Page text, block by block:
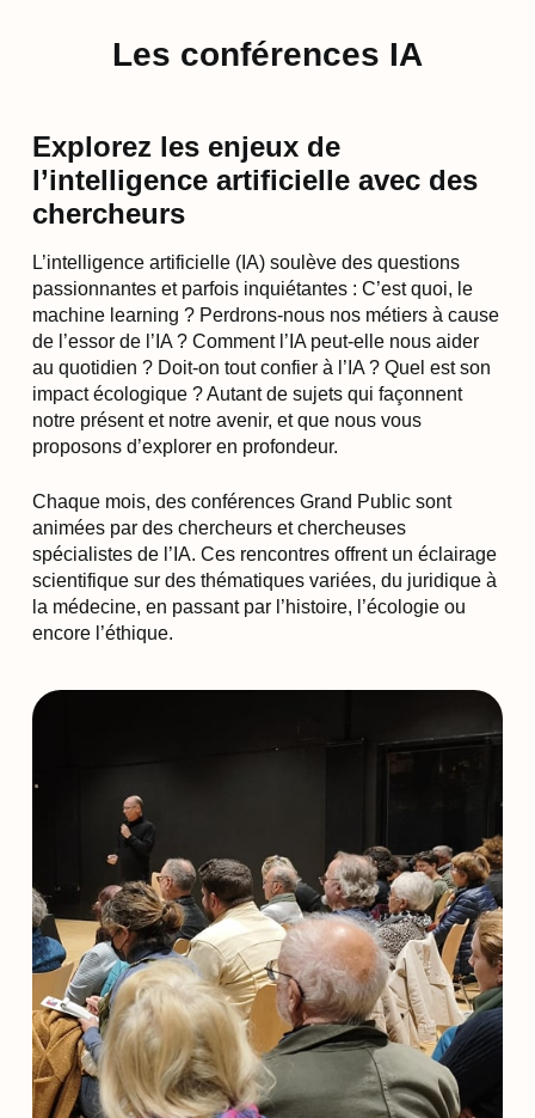
Les conférences IA
Explorez les enjeux de
l’intelligence artificielle avec des
chercheurs
L’intelligence artificielle (IA) soulève des questions
passionnantes et parfois inquiétantes : C’est quoi, le
machine learning ? Perdrons-nous nos métiers à cause
de l’essor de l’IA ? Comment l’IA peut-elle nous aider
au quotidien ? Doit-on tout confier à l’IA ? Quel est son
impact écologique ? Autant de sujets qui façonnent
notre présent et notre avenir, et que nous vous
proposons d’explorer en profondeur.
Chaque mois, des conférences Grand Public sont
animées par des chercheurs et chercheuses
spécialistes de l’IA. Ces rencontres offrent un éclairage
scientifique sur des thématiques variées, du juridique à
la médecine, en passant par l’histoire, l’écologie ou
encore l’éthique.